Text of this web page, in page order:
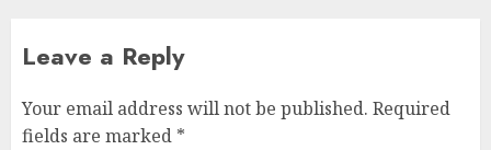
Leave a Reply
Your email address will not be published. Required
fields are marked *